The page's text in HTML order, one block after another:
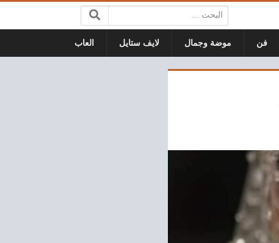
البحث:
فن موضة وجمال لايف ستايل العاب